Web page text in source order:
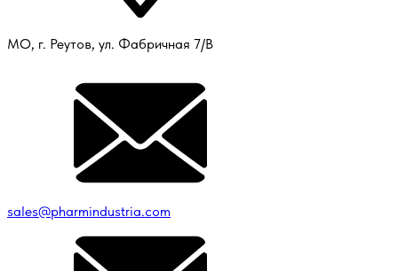
МО, г. Реутов, ул. Фабричная 7/В
sales@pharmindustria.com